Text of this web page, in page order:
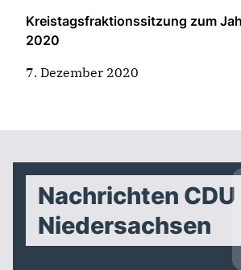
Kreistagsfraktionssitzung zum
2020
7. Dezember 2020
Nachrichten CDU
Niedersachsen